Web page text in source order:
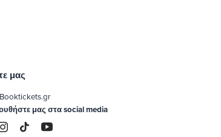
μας
μας στα social media